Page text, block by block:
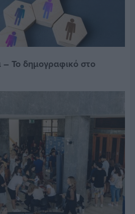
– Το δημογραφικό στο